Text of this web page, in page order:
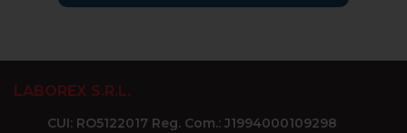
LABOREX S.R.L.
CUI: RO5122017 Reg. Com.: J1994000109298